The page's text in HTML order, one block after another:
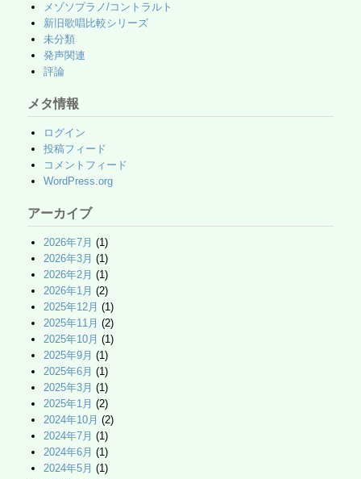
メゾソプラノ/コントラルト
新旧歌唱比較シリーズ
未分類
発声関連
評論
メタ情報
ログイン
投稿フィード
コメントフィード
WordPress.org
アーカイブ
2026年7月 (1)
2026年3月 (1)
2026年2月 (1)
2026年1月 (2)
2025年12月 (1)
2025年11月 (2)
2025年10月 (1)
2025年9月 (1)
2025年6月 (1)
2025年3月 (1)
2025年1月 (2)
2024年10月 (2)
2024年7月 (1)
2024年6月 (1)
2024年5月 (1)